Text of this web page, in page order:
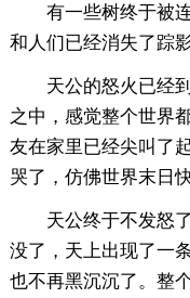
有一些树终于被连
和人们已经消失了踪
天公的怒火已经到
之中，感觉整个世界
友在家里已经尖叫了
哭了，仿佛世界末日
天公终于不发怒了
没了，天上出现了一
也不再黑沉沉了。整